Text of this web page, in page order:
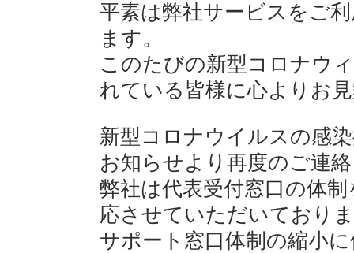
平素は弊社サービスをご
ます。
このたびの新型コロナウ
れている皆様に心よりお
新型コロナウイルスの感
お知らせより再度のご連
弊社は代表受付窓口の体
応させていただいており
サポート窓口体制の縮小